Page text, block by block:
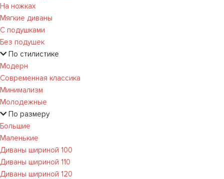
На ножках
Мягкие диваны
С подушками
Без подушек
По стилистике
Модерн
Современная классика
Минимализм
Молодежные
По размеру
Большие
Маленькие
Диваны шириной 100
Диваны шириной 110
Диваны шириной 120